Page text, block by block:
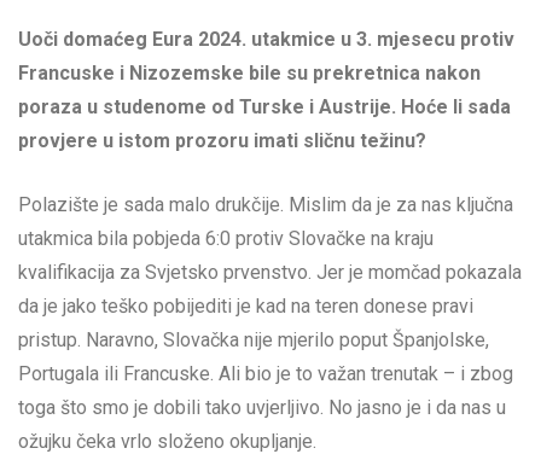
Uoči domaćeg Eura 2024. utakmice u 3. mjesecu protiv
Francuske i Nizozemske bile su prekretnica nakon
poraza u studenome od Turske i Austrije. Hoće li sada
provjere u istom prozoru imati sličnu težinu?
Polazište je sada malo drukčije. Mislim da je za nas ključna
utakmica bila pobjeda 6:0 protiv Slovačke na kraju
kvalifikacija za Svjetsko prvenstvo. Jer je momčad pokazala
da je jako teško pobijediti je kad na teren donese pravi
pristup. Naravno, Slovačka nije mjerilo poput Španjolske,
Portugala ili Francuske. Ali bio je to važan trenutak – i zbog
toga što smo je dobili tako uvjerljivo. No jasno je i da nas u
ožujku čeka vrlo složeno okupljanje.